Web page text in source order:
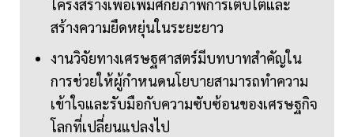
โครงสร้างเพื่อเพิ่มศักยภาพการเติบโตและ
สร้างความยืดหยุ่นในระยะยาว
งานวิจัยทางเศรษฐศาสตร์มีบทบาทสำคัญใน
การช่วยให้ผู้กำหนดนโยบายสามารถทำความ
เข้าใจและรับมือกับความซับซ้อนของเศรษฐกิจ
โลกที่เปลี่ยนแปลงไป